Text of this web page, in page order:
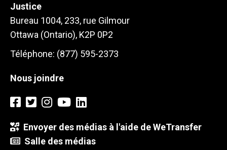
Justice
Bureau 1004, 233, rue Gilmour
Ottawa (Ontario), K2P 0P2
Téléphone: (877) 595-2373
Nous joindre
Envoyer des médias à l'aide de WeTransfer
Salle des médias